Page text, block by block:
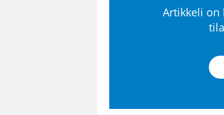
Artikkeli on